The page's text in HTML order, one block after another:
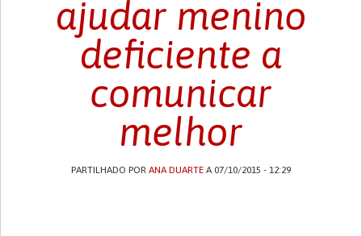
ajudar menino
deficiente a
comunicar
melhor
PARTILHADO POR ANA DUARTEA 07/10/2015 - 12:29